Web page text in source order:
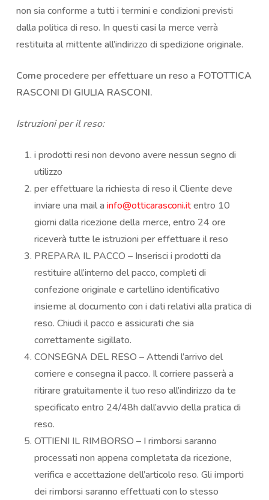
non sia conforme a tutti i termini e condizioni previsti
dalla politica di reso. In questi casi la merce verrà
restituita al mittente all’indirizzo di spedizione originale.
Come procedere per effettuare un reso a FOTOTTICA
RASCONI DI GIULIA RASCONI.
Istruzioni per il reso:
i prodotti resi non devono avere nessun segno di
utilizzo
per effettuare la richiesta di reso il Cliente deve
inviare una mail a info@otticarasconi.itentro 10
giorni dalla ricezione della merce, entro 24 ore
riceverà tutte le istruzioni per effettuare il reso
PREPARA IL PACCO – Inserisci i prodotti da
restituire all’interno del pacco, completi di
confezione originale e cartellino identificativo
insieme al documento con i dati relativi alla pratica di
reso. Chiudi il pacco e assicurati che sia
correttamente sigillato.
CONSEGNA DEL RESO – Attendi l’arrivo del
corriere e consegna il pacco. Il corriere passerà a
ritirare gratuitamente il tuo reso all’indirizzo da te
specificato entro 24/48h dall’avvio della pratica di
reso.
OTTIENI IL RIMBORSO – I rimborsi saranno
processati non appena completata da ricezione,
verifica e accettazione dell’articolo reso. Gli importi
dei rimborsi saranno effettuati con lo stesso